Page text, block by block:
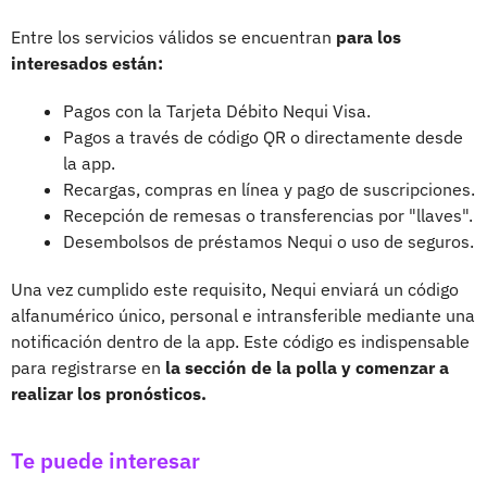
Entre los servicios válidos se encuentran para los
interesados están:
Pagos con la Tarjeta Débito Nequi Visa.
Pagos a través de código QR o directamente desde
la app.
Recargas, compras en línea y pago de suscripciones.
Recepción de remesas o transferencias por "llaves".
Desembolsos de préstamos Nequi o uso de seguros.
Una vez cumplido este requisito, Nequi enviará un código
alfanumérico único, personal e intransferible mediante una
notificación dentro de la app. Este código es indispensable
para registrarse en la sección de la polla y comenzar a
realizar los pronósticos.
Te puede interesar